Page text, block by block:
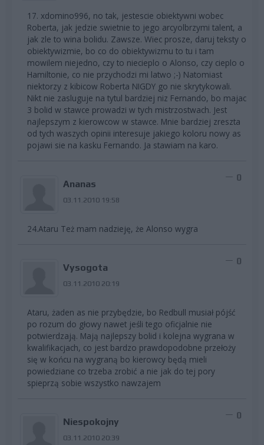
17. xdomino996, no tak, jestescie obiektywni wobec
Roberta, jak jedzie swietnie to jego arcyolbrzymi talent, a
jak zle to wina bolidu. Zawsze. Wiec prosze, daruj teksty o
obiektywizmie, bo co do obiektywizmu to tu i tam
mowilem niejedno, czy to niecieplo o Alonso, czy cieplo o
Hamiltonie, co nie przychodzi mi latwo ;-) Natomiast
niektorzy z kibicow Roberta NIGDY go nie skrytykowali.
Nikt nie zasluguje na tytul bardziej niz Fernando, bo majac
3 bolid w stawce prowadzi w tych mistrzostwach. Jest
najlepszym z kierowcow w stawce. Mnie bardziej zreszta
od tych waszych opinii interesuje jakiego koloru nowy as
pojawi sie na kasku Fernando. Ja stawiam na karo.
Ananas
03.11.2010 19:58
0
24.Ataru Też mam nadzieję, że Alonso wygra
Vysogota
03.11.2010 20:19
0
Ataru, żaden as nie przybędzie, bo Redbull musiał pójść
po rozum do głowy nawet jeśli tego oficjalnie nie
potwierdzają. Mają najlepszy bolid i kolejna wygrana w
kwalifikacjach, co jest bardzo prawdopodobne przełoży
się w końcu na wygraną bo kierowcy będą mieli
powiedziane co trzeba zrobić a nie jak do tej pory
spieprzą sobie wszystko nawzajem
Niespokojny
03.11.2010 20:39
0